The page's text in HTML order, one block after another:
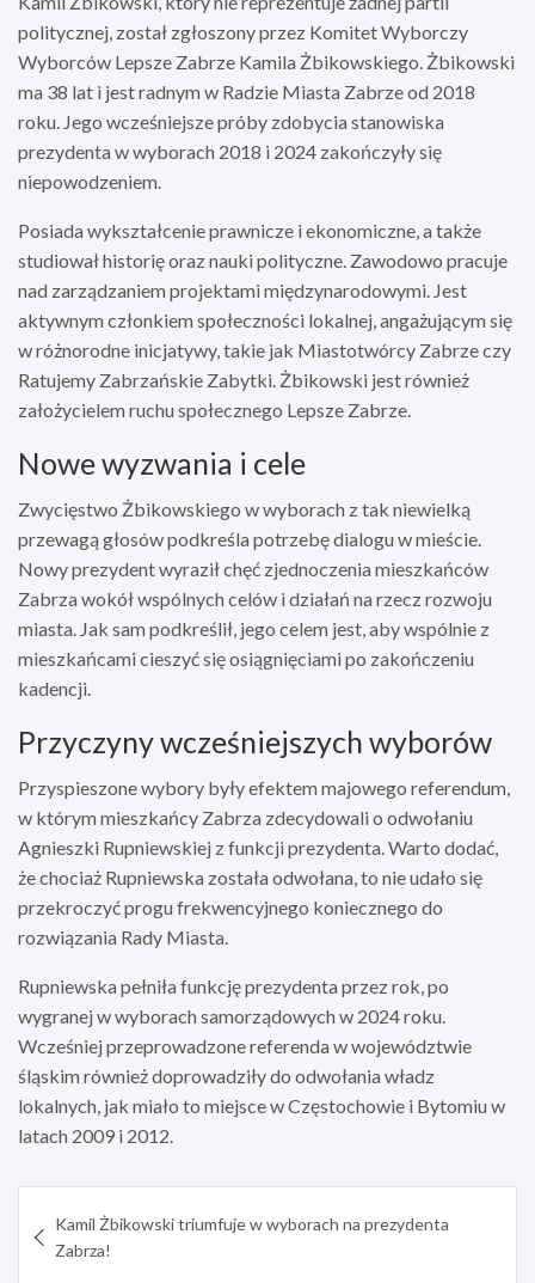
politycznej, został zgłoszony przez Komitet Wyborczy
Wyborców Lepsze Zabrze Kamila Żbikowskiego. Żbikowski
ma 38 lat i jest radnym w Radzie Miasta Zabrze od 2018
roku. Jego wcześniejsze próby zdobycia stanowiska
prezydenta w wyborach 2018 i 2024 zakończyły się
niepowodzeniem.
Posiada wykształcenie prawnicze i ekonomiczne, a także
studiował historię oraz nauki polityczne. Zawodowo pracuje
nad zarządzaniem projektami międzynarodowymi. Jest
aktywnym członkiem społeczności lokalnej, angażującym się
w różnorodne inicjatywy, takie jak Miastotwórcy Zabrze czy
Ratujemy Zabrzańskie Zabytki. Żbikowski jest również
założycielem ruchu społecznego Lepsze Zabrze.
Nowe wyzwania i cele
Zwycięstwo Żbikowskiego w wyborach z tak niewielką
przewagą głosów podkreśla potrzebę dialogu w mieście.
Nowy prezydent wyraził chęć zjednoczenia mieszkańców
Zabrza wokół wspólnych celów i działań na rzecz rozwoju
miasta. Jak sam podkreślił, jego celem jest, aby wspólnie z
mieszkańcami cieszyć się osiągnięciami po zakończeniu
kadencji.
Przyczyny wcześniejszych wyborów
Przyspieszone wybory były efektem majowego referendum,
w którym mieszkańcy Zabrza zdecydowali o odwołaniu
Agnieszki Rupniewskiej z funkcji prezydenta. Warto dodać,
że chociaż Rupniewska została odwołana, to nie udało się
przekroczyć progu frekwencyjnego koniecznego do
rozwiązania Rady Miasta.
Rupniewska pełniła funkcję prezydenta przez rok, po
wygranej w wyborach samorządowych w 2024 roku.
Wcześniej przeprowadzone referenda w województwie
śląskim również doprowadziły do odwołania władz
lokalnych, jak miało to miejsce w Częstochowie i Bytomiu w
latach 2009 i 2012.
wpisu
Kamil Żbikowski triumfuje w wyborach na prezydenta
Zabrza!